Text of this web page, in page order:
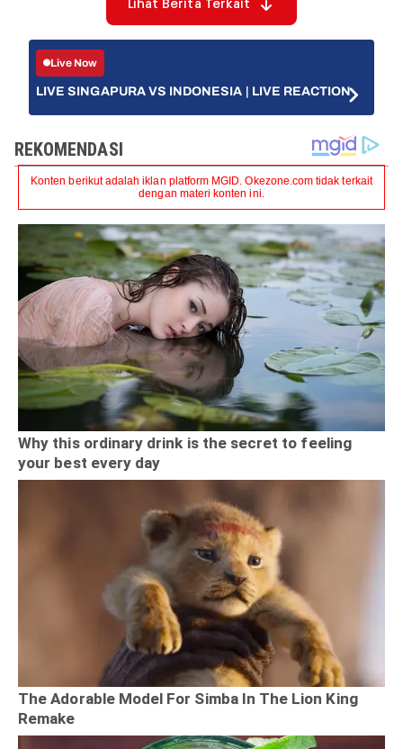
Lihat Berita Terkait
Live Now
LIVE SINGAPURA VS INDONESIA | LIVE REACTION